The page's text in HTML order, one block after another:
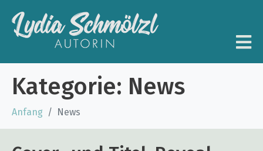
Kategorie: News
Anfang News